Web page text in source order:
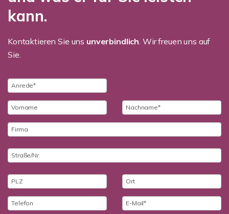
kann.
Kontaktieren Sie uns unverbindlich . Wir freuen uns auf
Sie.